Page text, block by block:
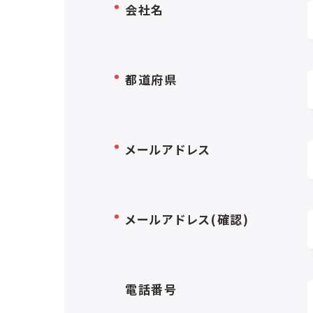
会社名
都道府県
メールアドレス
メールアドレス(確認)
電話番号